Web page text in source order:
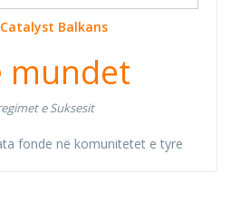
Catalyst Balkans
mundet
e Suksesit
fonde në komunitetet e tyre